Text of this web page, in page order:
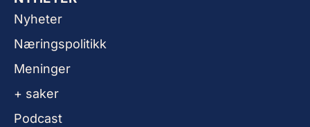
Nyheter
Næringspolitikk
Meninger
+ saker
Podcast